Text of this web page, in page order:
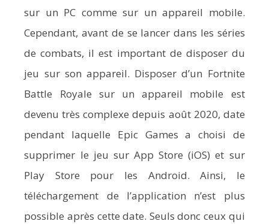
sur un PC comme sur un appareil mobile.
Cependant, avant de se lancer dans les séries
de combats, il est important de disposer du
jeu sur son appareil. Disposer d’un Fortnite
Battle Royale sur un appareil mobile est
devenu très complexe depuis août 2020, date
pendant laquelle Epic Games a choisi de
supprimer le jeu sur App Store (iOS) et sur
Play Store pour les Android. Ainsi, le
téléchargement de l’application n’est plus
possible après cette date. Seuls donc ceux qui